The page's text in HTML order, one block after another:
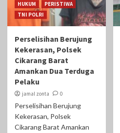
HUKUM
PERISTIWA
TNI POLRI
Perselisihan Berujung
Kekerasan, Polsek
Cikarang Barat
Amankan Dua Terduga
Pelaku
jamal zonta 0
Perselisihan Berujung
Kekerasan, Polsek
Cikarang Barat Amankan